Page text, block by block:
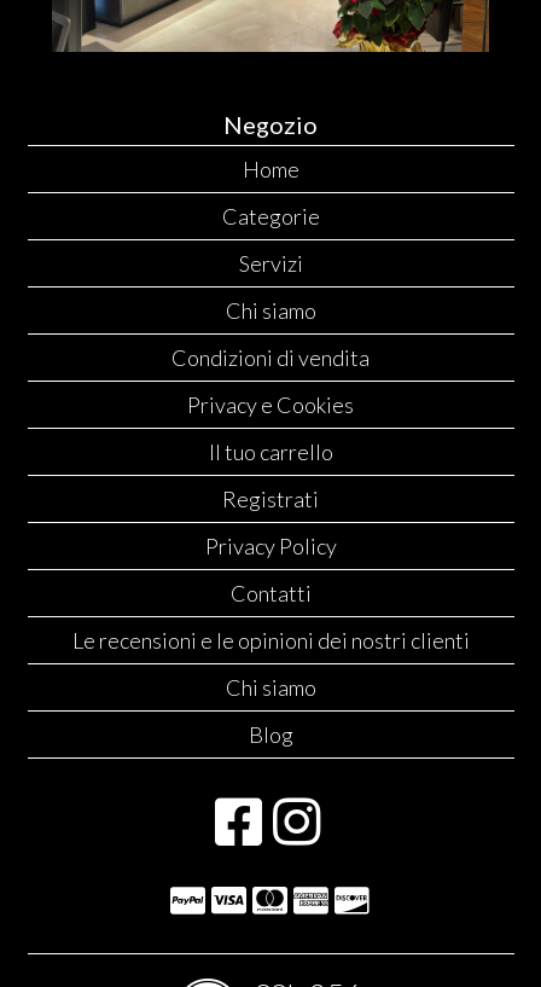
Negozio
Home
Categorie
Servizi
Chi siamo
Condizioni di vendita
Privacy e Cookies
Il tuo carrello
Registrati
Privacy Policy
Contatti
Le recensioni e le opinioni dei nostri clienti
Chi siamo
Blog